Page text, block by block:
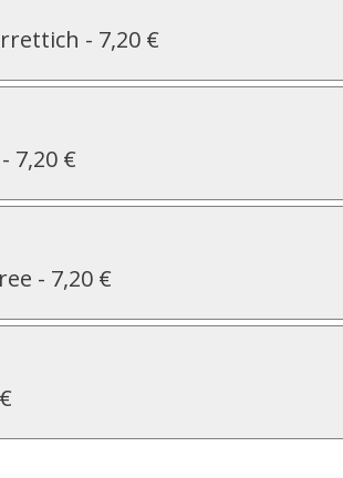
- 7,20 €
- 7,20 €
- 7,20 €